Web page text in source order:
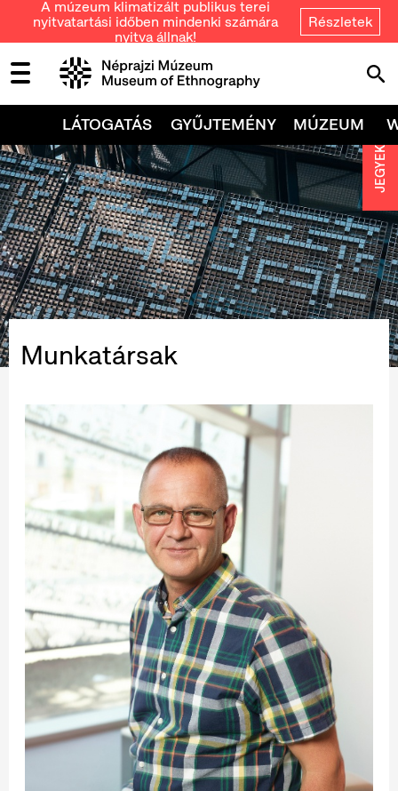
A múzeum klimatizált publikus terei
nyitvatartási időben mindenki számára
nyitva állnak!
Részletek
LÁTOGATÁS GYŰJTEMÉNY MÚZEUM
Munkatársak
JEGYEK